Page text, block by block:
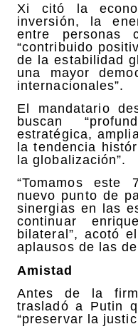
Xi citó la
inversión, la
entre personas
“contribuido
de la estabilidad
una mayor
internacionales”.
El mandatario
buscan
estratégica,
la tendencia
la globalización”.
“Tomamos este
nuevo punto de
sinergias en las
continuar
bilateral”, acotó
aplausos de las
Amistad
Antes de la
trasladó a Putin
“preservar la